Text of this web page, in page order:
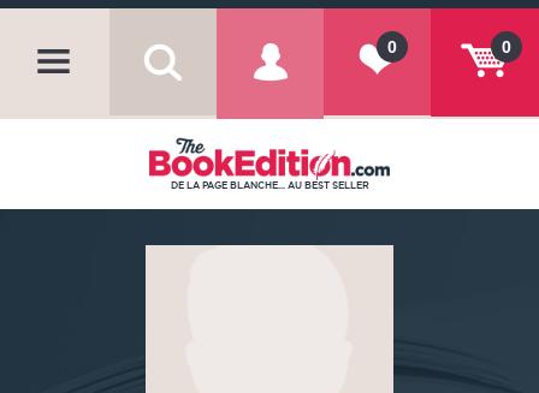
0
0
DE LA PAGE BLANCHE... AU BEST SELLER